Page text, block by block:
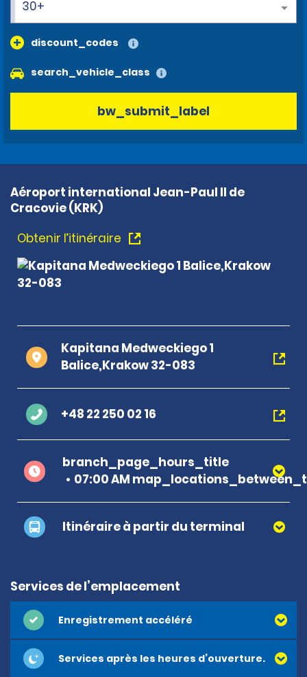
30+
discount_codes
search_vehicle_class
bw_submit_label
Aéroport international Jean-Paul II de
Cracovie (KRK)
Obtenir l’itinéraire
Kapitana Medweckiego 1
Balice,Krakow 32-083
+48 22 250 02 16
branch_page_hours_title
07:00 AM
Itinéraire à partir du terminal
Services de l’emplacement
Enregistrement accéléré
Services après les heures d’ouverture.